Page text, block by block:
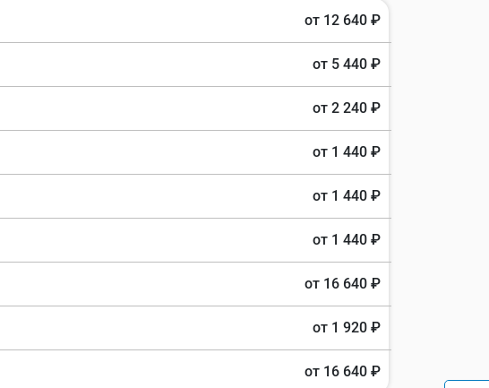
от 12 640 ₽
от 5 440 ₽
от 2 240 ₽
от 1 440 ₽
от 1 440 ₽
от 1 440 ₽
от 16 640 ₽
от 1 920 ₽
от 16 640 ₽